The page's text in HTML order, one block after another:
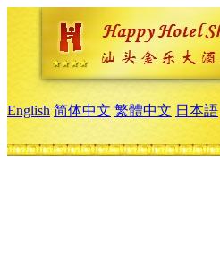
English 简体中文 繁體中文 日本語